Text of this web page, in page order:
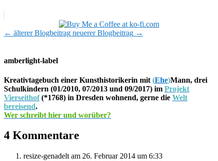
← älterer Blogbeitrag neuerer Blogbeitrag →
amberlight-label
Kreativtagebuch einer Kunsthistorikerin mit (Ehe)Mann, drei
Schulkindern (01/2010, 07/2013 und 09/2017) im Projekt
Vierseithof(*1768) in Dresden wohnend, gerne die Welt
bereisend.
Wer schreibt hier und worüber?
4 Kommentare
resize-genadelt am 26. Februar 2014 um 6:33